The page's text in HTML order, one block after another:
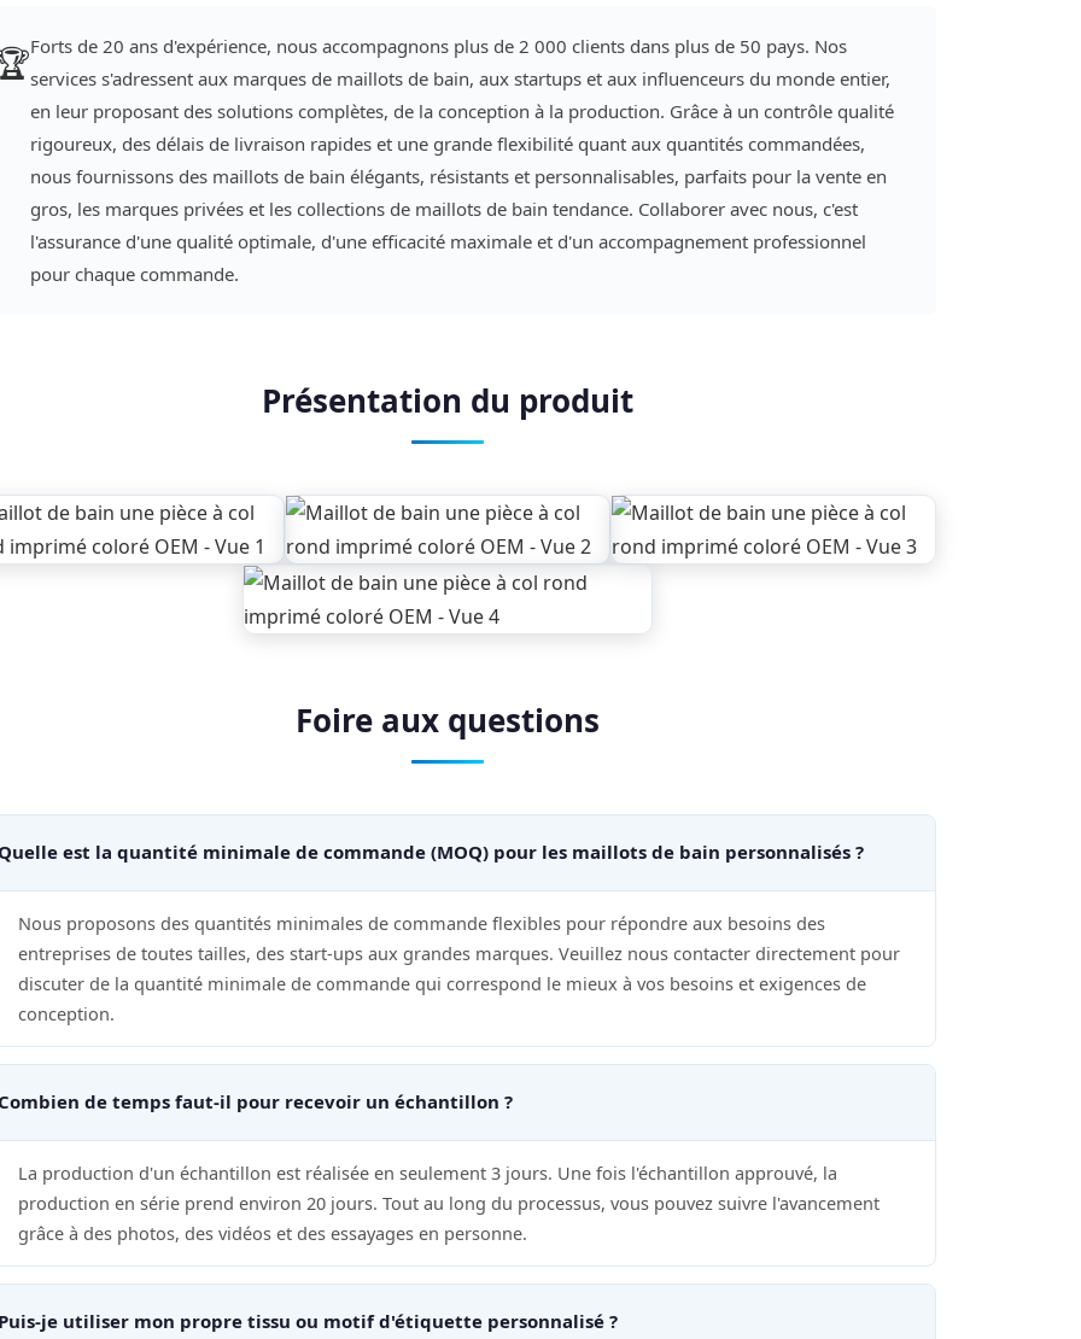
Forts de 20 ans d'expérience, nous accompagnons plus de 2 000 clients dans plus de 50 pays. Nos
services s'adressent aux marques de maillots de bain, aux startups et aux influenceurs du monde entier,
en leur proposant des solutions complètes, de la conception à la production. Grâce à un contrôle qualité
rigoureux, des délais de livraison rapides et une grande flexibilité quant aux quantités commandées,
nous fournissons des maillots de bain élégants, résistants et personnalisables, parfaits pour la vente en
gros, les marques privées et les collections de maillots de bain tendance. Collaborer avec nous, c'est
l'assurance d'une qualité optimale, d'une efficacité maximale et d'un accompagnement professionnel
pour chaque commande.
Présentation du produit
Foire aux questions
est la quantité minimale de commande (MOQ) pour les maillots de bain personnalisés ?
Nous proposons des quantités minimales de commande flexibles pour répondre aux besoins des
entreprises de toutes tailles, des start-ups aux grandes marques. Veuillez nous contacter directement pour
discuter de la quantité minimale de commande qui correspond le mieux à vos besoins et exigences de
conception.
de temps faut-il pour recevoir un échantillon ?
La production d'un échantillon est réalisée en seulement 3 jours. Une fois l'échantillon approuvé, la
production en série prend environ 20 jours. Tout au long du processus, vous pouvez suivre l'avancement
grâce à des photos, des vidéos et des essayages en personne.
je utiliser mon propre tissu ou motif d'étiquette personnalisé ?